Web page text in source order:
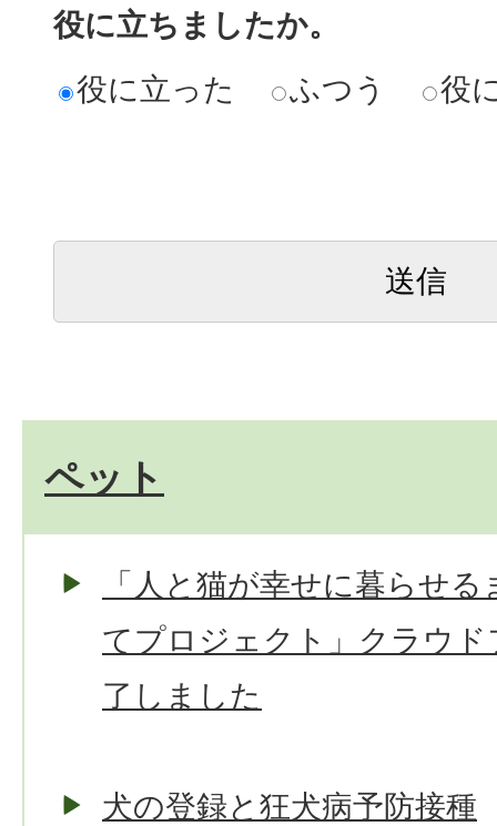
役に立ちましたか。
役に立った
ふつう 役
ペット
「人と猫が幸せに暮らせ
てプロジェクト」クラウ
了しました
犬の登録と狂犬病予防接種